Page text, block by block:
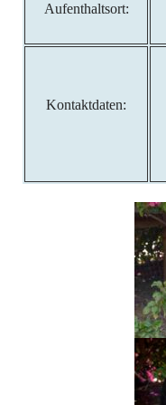
Aufenthaltsort:
Kontaktdaten: